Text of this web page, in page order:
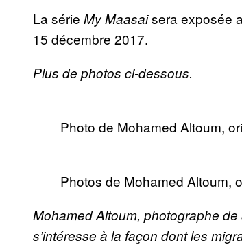
La série My Maasaisera exposée
15 décembre 2017.
Plus de photos ci-dessous.
Photo de Mohamed Altoum,
Photos de Mohamed Altoum,
Mohamed Altoum, photographe
s’intéresse à la façon dont les